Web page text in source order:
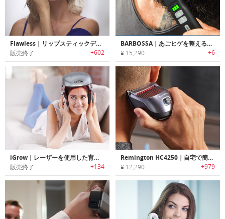
Flawless｜リップスティックデザイン顔剃りシェーバー「フローレス」
販売終了 +602
BARBOSSA｜あごヒゲを整えるビアードアイロン「バーボッサ」
¥ 15,290 +6
iGrow｜レーザーを使用した育毛促進システム「アイグロー」
販売終了 +134
Remington HC4250｜自宅で簡単にセルフカット可能なバリカンキット
¥ 12,290 +979